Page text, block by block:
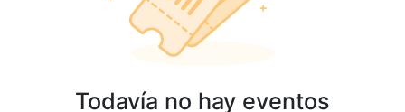
Todavía no hay eventos